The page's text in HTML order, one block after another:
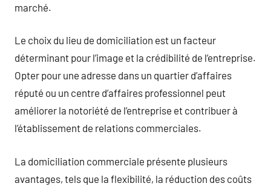
marché.
Le choix du lieu de domiciliation est un facteur
déterminant pour l’image et la crédibilité de l’entreprise.
Opter pour une adresse dans un quartier d’affaires
réputé ou un centre d’affaires professionnel peut
améliorer la notoriété de l’entreprise et contribuer à
l’établissement de relations commerciales.
La domiciliation commerciale présente plusieurs
avantages, tels que la flexibilité, la réduction des coûts